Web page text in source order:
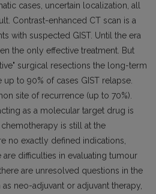
cases, uncertain localization, all
Contrast-enhanced CT scan is a
with suspected GIST. Until the era
the only effective treatment. But
surgical resections the long-term
to 90% of cases GIST relapse.
site of recurrence (up to 70%).
as a molecular target drug is
is still at the
no exactly defined indications,
difficulties in evaluating tumour
are unresolved questions in the
neo-adjuvant or adjuvant therapy,